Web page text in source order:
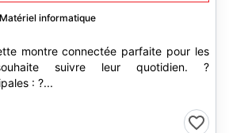
Matériel informatique
montre connectée parfaite pour les
suivre leur quotidien. ?
: ?...